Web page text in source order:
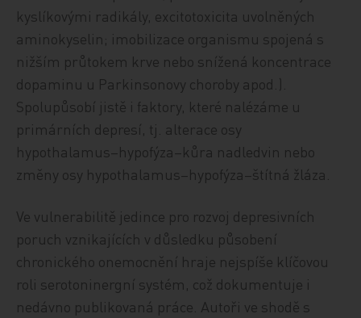
kyslíkovými radikály, excitotoxicita uvolněných
aminokyselin; imobilizace organismu spojená s
nižším průtokem krve nebo snížená koncentrace
dopaminu u Parkinsonovy choroby apod.).
Spolupůsobí jistě i faktory, které nalézáme u
primárních depresí, tj. alterace osy
hypothalamus–hypofýza–kůra nadledvin nebo
změny osy hypothalamus–hypofýza–štítná žláza.
Ve vulnerabilitě jedince pro rozvoj depresivních
poruch vznikajících v důsledku působení
chronického onemocnění hraje nejspíše klíčovou
roli serotoninergní systém, což dokumentuje i
nedávno publikovaná práce. Autoři ve shodě s